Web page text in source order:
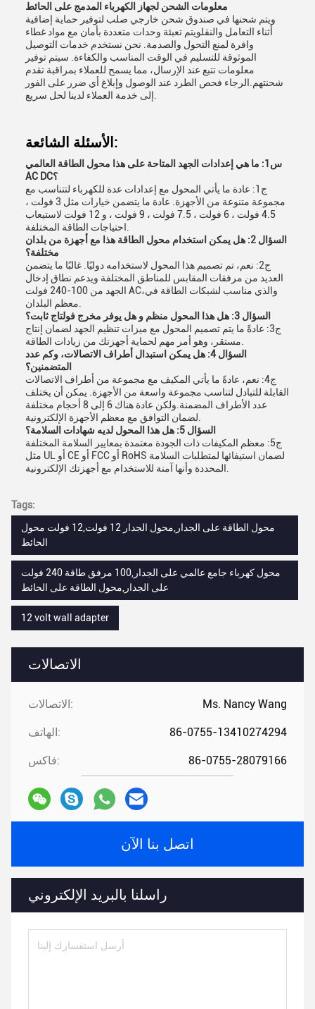
الاتصالات
الاتصالات: Ms. Nancy Wang
الهاتف: 86-0755-13410274294
فاكس: 86-0755-28079166
اتصل بنا الآن
راسلنا بالبريد الإلكتروني
معلومات الشحن لجهاز الكهرباء المدمج على الحائط
ويتم شحنها في صندوق شحن خارجي صلب لتوفير حماية إضافية
أثناء التعامل والنقلويتم تعبئة وحدات متعددة بأمان مع مواد غطاء
وافرة لمنع التحول والصدمة. نحن نستخدم خدمات التوصيل
الموثوقة للتسليم في الوقت المناسب والكفاءة. سيتم توفير
معلومات تتبع عند الإرسال، مما يسمح للعملاء بمراقبة تقدم
شحنتهم.الرجاء فحص الطرد عند الوصول وإبلاغ أي ضرر على الفور
الأسئلة الشائعة:
س1: ما هي إعدادات الجهد المتاحة على هذا محول الطاقة العالمي
AC DC؟
ج1: عادة ما يأتي المحول مع إعدادات عدة للكهرباء لتتناسب مع
مجموعة متنوعة من الأجهزة. عادة ما يتضمن خيارات مثل 3 فولت ،
4.5 فولت ، 6 فولت ، 7.5 فولت ، 9 فولت ، و 12 فولت لاستيعاب
السؤال 2: هل يمكن استخدام محول الطاقة هذا مع أجهزة من بلدان
مختلفة؟
ج2: نعم، تم تصميم هذا المحول لاستخدامه دوليًا. غالبًا ما يتضمن
العديد من مرفقات المقابس للمناطق المختلفة ويدعم نطاق إدخال
الجهد من 100-240 فولت AC،والذي مناسب لشبكات الطاقة في
السؤال 3: هل هذا المحول منظم و هل يوفر مخرج فولتاج ثابت؟
ج3: عادةً ما يتم تصميم المحول مع ميزات تنظيم الجهد لضمان إنتاج
السؤال 4: هل يمكن استبدال أطراف الاتصالات، وكم عدد
المتضمنين؟
ج4: نعم، عادةً ما يأتي المكيف مع مجموعة من أطراف الاتصالات
القابلة للتبادل لتناسب مجموعة واسعة من الأجهزة. يمكن أن يختلف
عدد الأطراف المضمنة.ولكن عادة هناك 6 إلى 8 أحجام مختلفة
السؤال 5: هل هذا المحول لديه شهادات السلامة؟
ج5: معظم المكيفات ذات الجودة معتمدة بمعايير السلامة المختلفة
مثل UL أو CE أو FCC أو RoHS لضمان استيفائها لمتطلبات السلامة
Tags:
محول الطاقة على الجدار,محول الجدار 12 فولت,12 فولت محول
الحائط
محول كهرباء جامع عالمي على الجدار,100 مرفق طاقة 240 فولت
على الجدار,محول الطاقة على الحائط
12 volt wall adapter